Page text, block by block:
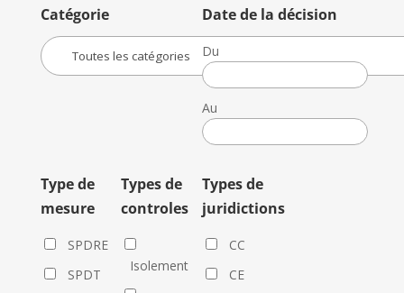
Catégorie Date de la décision
Du
Date
de
la
décision
Au
Date
de
décision
Type de
mesure
SPDRE
SPDT
Types de
controles
Isolement
Types de
juridictions
CC
CE